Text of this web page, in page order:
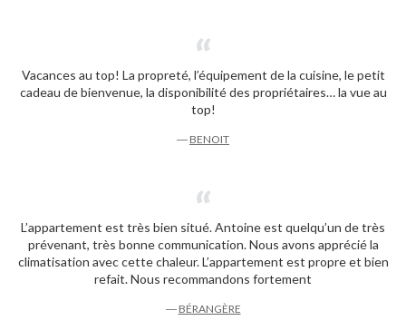
Vacances au top! La propreté, l’équipement de la cuisine, le petit
cadeau de bienvenue, la disponibilité des propriétaires… la vue au
top!
― BENOIT
L’appartement est très bien situé. Antoine est quelqu’un de très
prévenant, très bonne communication. Nous avons apprécié la
climatisation avec cette chaleur. L’appartement est propre et bien
refait. Nous recommandons fortement
― BÉRANGÈRE